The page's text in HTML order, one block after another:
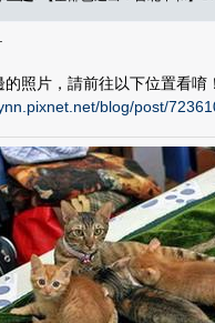
的照片，請前往以下位置看唷！
blog/post/